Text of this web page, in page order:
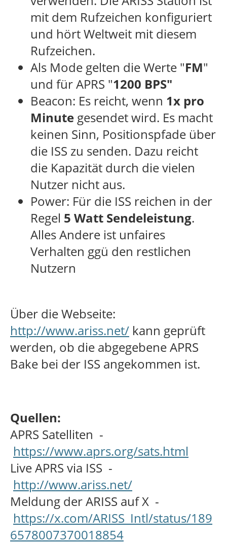
mit dem Rufzeichen konfiguriert
und hört Weltweit mit diesem
Rufzeichen.
Als Mode gelten die Werte "FM"
und für APRS "1200 BPS"
Beacon: Es reicht, wenn 1x pro
Minute gesendet wird. Es macht
keinen Sinn, Positionspfade über
die ISS zu senden. Dazu reicht
die Kapazität durch die vielen
Nutzer nicht aus.
Power: Für die ISS reichen in der
Regel 5 Watt Sendeleistung.
Alles Andere ist unfaires
Verhalten ggü den restlichen
Nutzern
Über die Webseite:
http://www.ariss.net/ kann geprüft
werden, ob die abgegebene APRS
Bake bei der ISS angekommen ist.
Quellen:
APRS Satelliten -
https://www.aprs.org/sats.html
Live APRS via ISS -
http://www.ariss.net/
Meldung der ARISS auf X -
https://x.com/ARISS_Intl/status/189
6578007370018854